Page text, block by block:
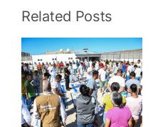
Related PostsConcluye
Policía Vial
Preventiva
el V Curso
de Verano
de